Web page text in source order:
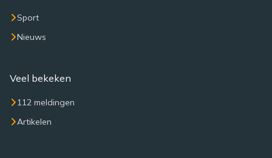
Sport
Nieuws
Veel bekeken
112 meldingen
Artikelen